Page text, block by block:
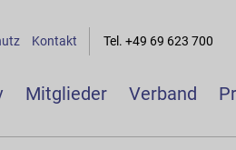
Kontakt Tel. +49 69 623 700
Mitglieder Verband